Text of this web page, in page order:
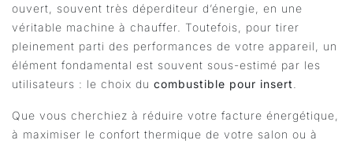
ouvert, souvent très déperditeur d’énergie, en une
véritable machine à chauffer. Toutefois, pour tirer
pleinement parti des performances de votre appareil, un
élément fondamental est souvent sous-estimé par les
utilisateurs : le choix du combustible pour insert
Que vous cherchiez à réduire votre facture énergétique,
à maximiser le confort thermique de votre salon ou à